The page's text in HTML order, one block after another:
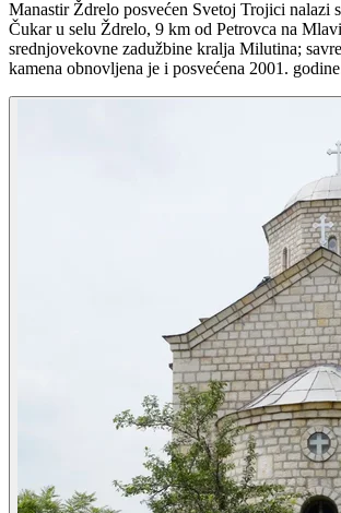
Manastir Ždrelo posvećen Svetoj Trojici nalazi
Čukar u selu Ždrelo, 9 km od Petrovca na
srednjovekovne zadužbine kralja Milutina;
kamena obnovljena je i posvećena 2001.